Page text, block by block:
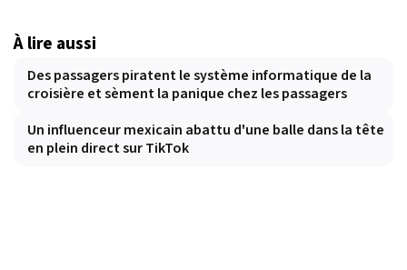
À lire aussi
Des passagers piratent le système informatique de la
croisière et sèment la panique chez les passagers
Un influenceur mexicain abattu d'une balle dans la tête
en plein direct sur TikTok